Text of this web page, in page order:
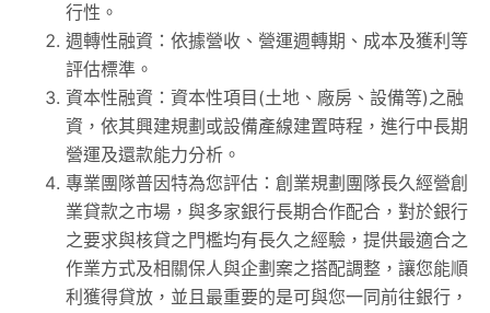
行性。
週轉性融資：依據營收、營運週轉期、成本及獲利等
評估標準。
資本性融資：資本性項目(土地、廠房、設備等)之融
資，依其興建規劃或設備產線建置時程，進行中長期
營運及還款能力分析。
專業團隊普因特為您評估：創業規劃團隊長久經營創
業貸款之市場，與多家銀行長期合作配合，對於銀行
之要求與核貸之門檻均有長久之經驗，提供最適合之
作業方式及相關保人與企劃案之搭配調整，讓您能順
利獲得貸放，並且最重要的是可與您一同前往銀行，